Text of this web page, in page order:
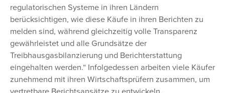
regulatorischen Systeme in ihren Ländern
berücksichtigen, wie diese Käufe in ihren Berichten zu
melden sind, während gleichzeitig volle Transparenz
gewährleistet und alle Grundsätze der
Treibhausgasbilanzierung und Berichterstattung
eingehalten werden.“ Infolgedessen arbeiten viele Käufer
zunehmend mit ihren Wirtschaftsprüfern zusammen, um